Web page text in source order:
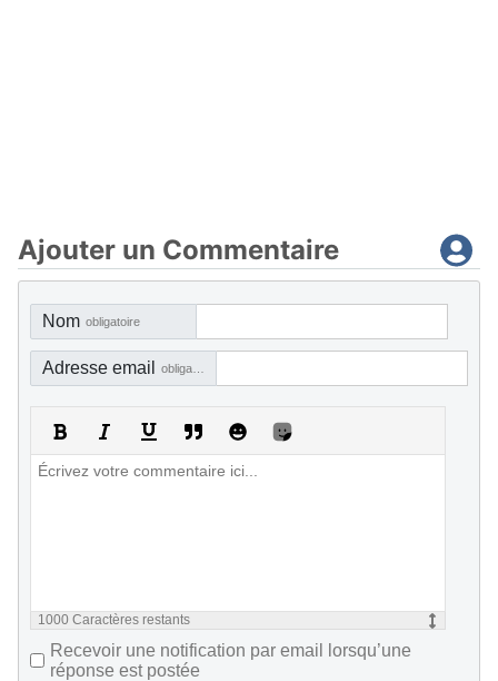
Ajouter un Commentaire
Nom obligatoire
Adresse email
1000 Caractères restants
Recevoir une notification par email lorsqu’une
réponse est postée